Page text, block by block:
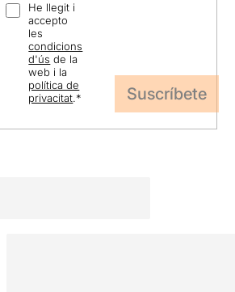
He llegit i
accepto
les
condicions
d'ús de la
web i la
política de
privacitat.*